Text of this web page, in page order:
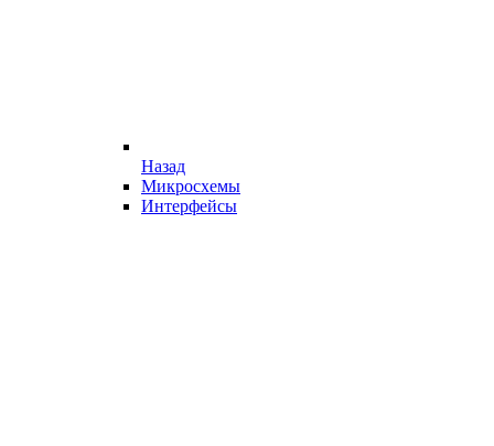
Назад
Микросхемы
Интерфейсы